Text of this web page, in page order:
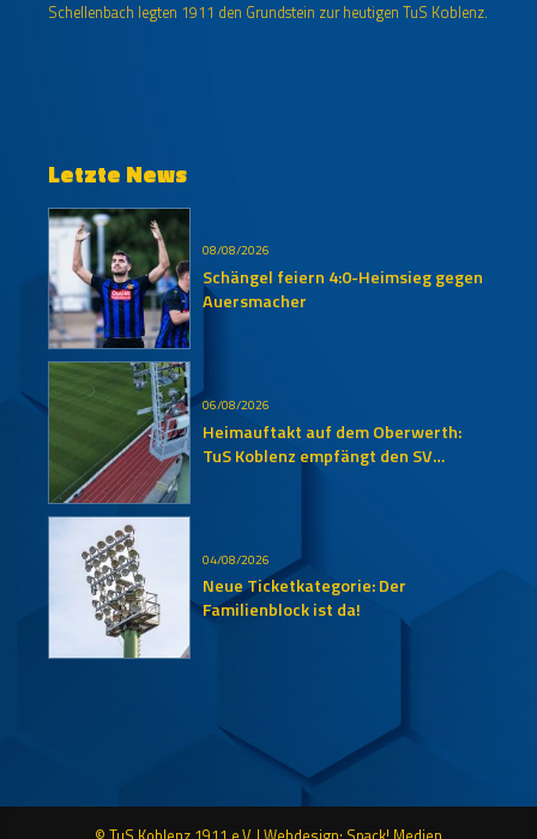
Schellenbach legten 1911 den Grundstein zur heutigen TuS Koblenz.
Letzte News
08/08/2026
Schängel feiern 4:0-Heimsieg gegen
Auersmacher
06/08/2026
Heimauftakt auf dem Oberwerth:
TuS Koblenz empfängt den SV
04/08/2026
Neue Ticketkategorie: Der
Familienblock ist da!